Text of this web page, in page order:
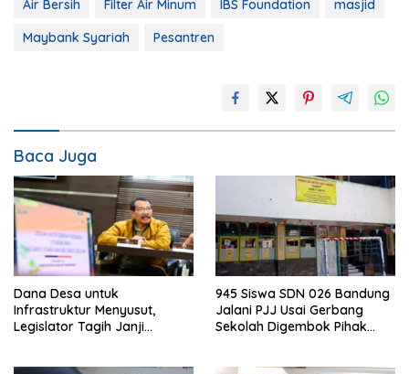
Air Bersih Filter Air Minum IBS Foundation
masjid
Maybank Syariah
Pesantren
Baca Juga
Dana Desa untuk
Infrastruktur Menyusut,
Legislator Tagih Janji
945 Siswa SDN 026 Bandung
Jalani PJJ Usai Gerbang
Sekolah Digembok Pihak